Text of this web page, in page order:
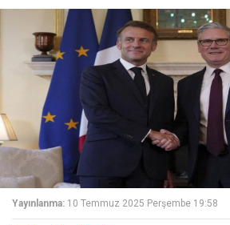
Yayınlanma: 10 Temmuz 2025 Perşembe 19:58